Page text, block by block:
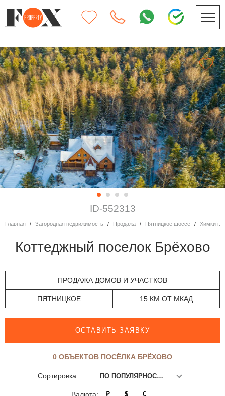
ID-552313
Главная Загородная недвижимость Продажа Пятницкое шоссе Химки г.о.
Коттеджный поселок Брёхово
ПРОДАЖА ДОМОВ И УЧАСТКОВ
ПЯТНИЦКОЕ 15 КМ ОТ МКАД
ОСТАВИТЬ ЗАЯВКУ
0 ОБЪЕКТОВ ПОСЁЛКА БРЁХОВО
Сортировка: ПО ПОПУЛЯРНОСТИ
₽ $ €